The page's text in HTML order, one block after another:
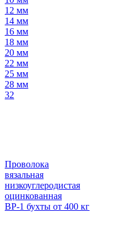
12 мм
14 мм
16 мм
18 мм
20 мм
22 мм
25 мм
28 мм
32
Проволока
вязальная
низкоуглеродистая
оцинкованная
ВР-1 бухты от 400 кг